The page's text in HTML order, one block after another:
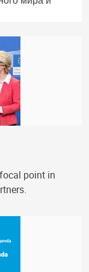
point in